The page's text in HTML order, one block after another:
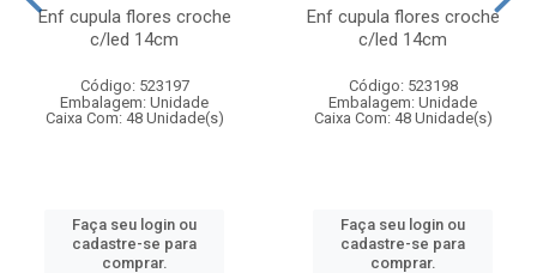
Enf cupula flores croche
c/led 14cm
Código: 523197
Embalagem: Unidade
Caixa Com: 48 Unidade(s)
Faça seu login ou
cadastre-se para
comprar.
Enf cupula flores croche
c/led 14cm
Código: 523198
Embalagem: Unidade
Caixa Com: 48 Unidade(s)
Faça seu login ou
cadastre-se para
comprar.